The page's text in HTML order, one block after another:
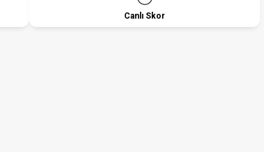
Canlı Skor